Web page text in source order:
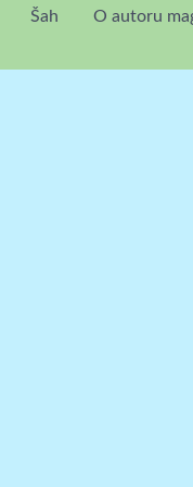
Šah O autoru